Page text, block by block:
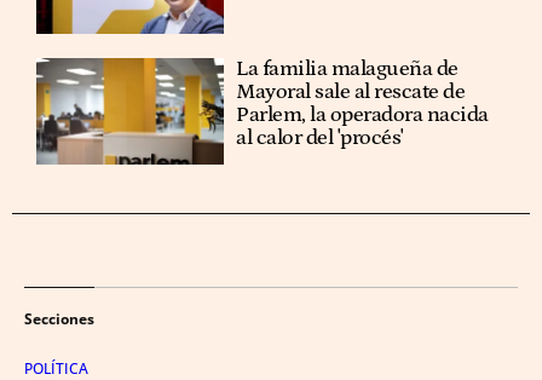
La familia malagueña de
Mayoral sale al rescate de
Parlem, la operadora nacida
al calor del 'procés'
Secciones
POLÍTICA